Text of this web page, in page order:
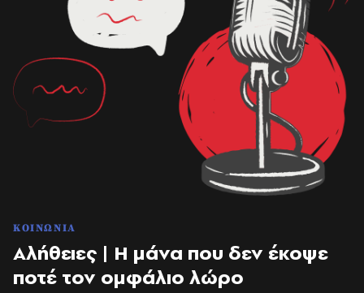
ΚΟΙΝΩΝΙΑ
Αλήθειες | Η μάνα που δεν έκοψε
ποτέ τον ομφάλιο λώρο